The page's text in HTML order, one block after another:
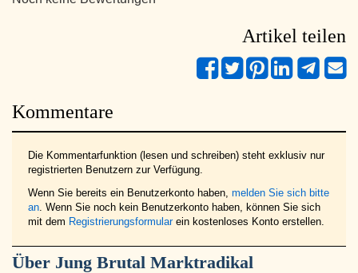
Artikel teilen
Kommentare
Die Kommentarfunktion (lesen und schreiben) steht exklusiv nur
registrierten Benutzern zur Verfügung.
Wenn Sie bereits ein Benutzerkonto haben, melden Sie sich bitte
an . Wenn Sie noch kein Benutzerkonto haben, können Sie sich
mit dem Registrierungsformularein kostenloses Konto erstellen.
Über Jung Brutal Marktradikal